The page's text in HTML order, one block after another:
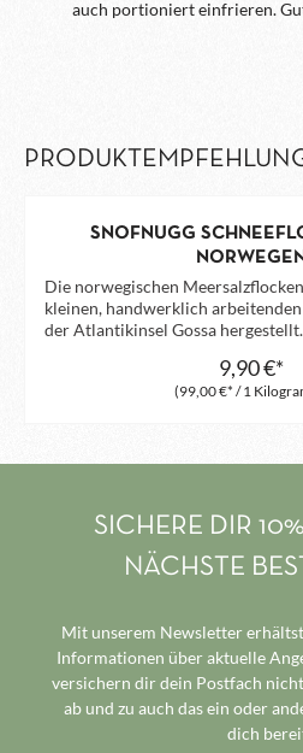
auch portioniert einfrieren.
SNOFNUGG
NORWEGEN
Die norwegischen
kleinen, handwerklich
der Atlantikinsel Gossa
durch ihre kräftige Salznote aus,
Fisch, Meeresfrüchte und
(99,00 €* / 1
9,90 €*
SICHERE DIR
NÄCHSTE
Mit unserem Newsletter
Informationen über aktuelle
versichern dir dein Postfach
ab und zu auch das ein oder
dich